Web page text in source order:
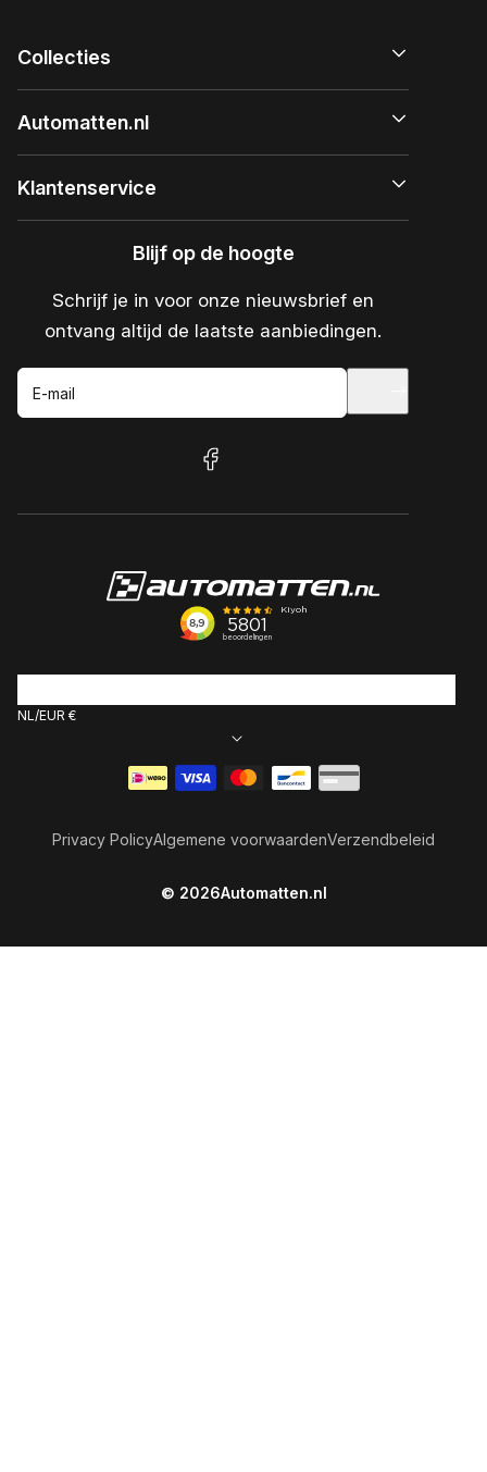
Collecties
Automatten.nl
Klantenservice
Blijf op de hoogte
Schrijf je in voor onze nieuwsbrief en
ontvang altijd de laatste aanbiedingen.
E-mail
facebook
NL EUR €
© 2026Automatten.nl
Privacy PolicyAlgemene voorwaardenVerzendbeleid
Betaalmethoden